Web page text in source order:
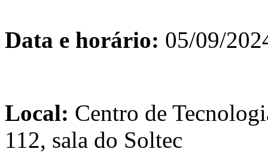
Data e horário: 05/09/
Local: Centro de
112, sala do Soltec